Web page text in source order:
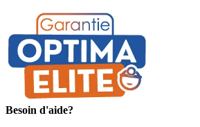
Besoin d'aide?